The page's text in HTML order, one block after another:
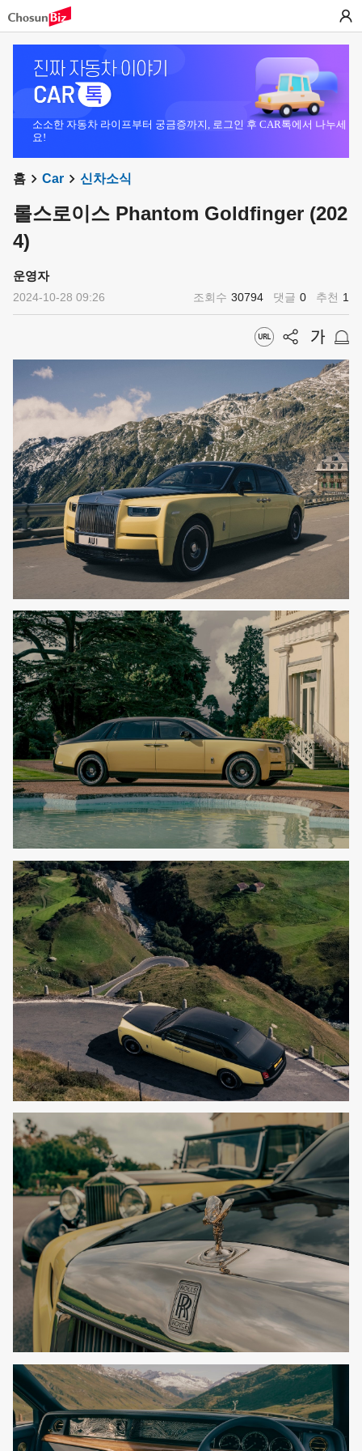
소소한 자동차 라이프부터 궁금증까지, 로그인 후 CAR톡에서 나누세
요!
홈 Car 신차소식
롤스로이스 Phantom Goldfinger (202
4)
운영자
2024-10-28 09:26 조회수 30794 댓글 0 추천 1